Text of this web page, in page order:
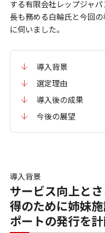
する有限会社レップジャ
長も務める白輪氏と今回
に伺いました。
導入背景
選定理由
導入後の成果
今後の展望
導入背景
サービス向上と
得のために姉妹
ポートの発行を